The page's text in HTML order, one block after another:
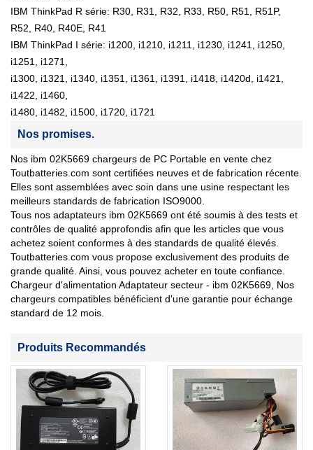
IBM ThinkPad R série: R30, R31, R32, R33, R50, R51, R51P,
R52, R40, R40E, R41
IBM ThinkPad I série: i1200, i1210, i1211, i1230, i1241, i1250,
i1251, i1271,
i1300, i1321, i1340, i1351, i1361, i1391, i1418, i1420d, i1421,
i1422, i1460,
i1480, i1482, i1500, i1720, i1721
Nos promises.
Nos ibm 02K5669 chargeurs de PC Portable en vente chez
Toutbatteries.com sont certifiées neuves et de fabrication récente.
Elles sont assemblées avec soin dans une usine respectant les
meilleurs standards de fabrication ISO9000.
Tous nos adaptateurs ibm 02K5669 ont été soumis à des tests et
contrôles de qualité approfondis afin que les articles que vous
achetez soient conformes à des standards de qualité élevés.
Toutbatteries.com vous propose exclusivement des produits de
grande qualité. Ainsi, vous pouvez acheter en toute confiance.
Chargeur d'alimentation Adaptateur secteur - ibm 02K5669, Nos
chargeurs compatibles bénéficient d'une garantie pour échange
standard de 12 mois.
Produits Recommandés